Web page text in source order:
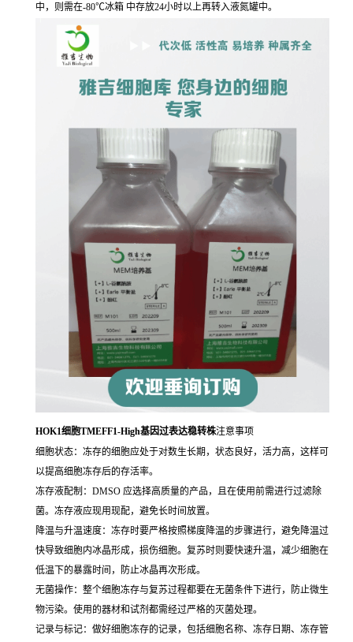
中，则需在-80℃冰箱 中存放24小时以上再转入液氮罐中。
HOK1细胞TMEFF1-High基因过表达稳转株注意事项
细胞状态：冻存的细胞应处于对数生长期，状态良好，活力高，这样可
以提高细胞冻存后的存活率。
冻存液配制：DMSO 应选择高质量的产品，且在使用前需进行过滤除
菌。冻存液应现用现配，避免长时间放置。
降温与升温速度：冻存时要严格按照梯度降温的步骤进行，避免降温过
快导致细胞内冰晶形成，损伤细胞。复苏时则要快速升温，减少细胞在
低温下的暴露时间，防止冰晶再次形成。
无菌操作：整个细胞冻存与复苏过程都要在无菌条件下进行，防止微生
物污染。使用的器材和试剂都需经过严格的灭菌处理。
记录与标记：做好细胞冻存的记录，包括细胞名称、冻存日期、冻存管